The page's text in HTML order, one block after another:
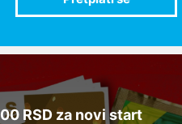
RSD za novi start